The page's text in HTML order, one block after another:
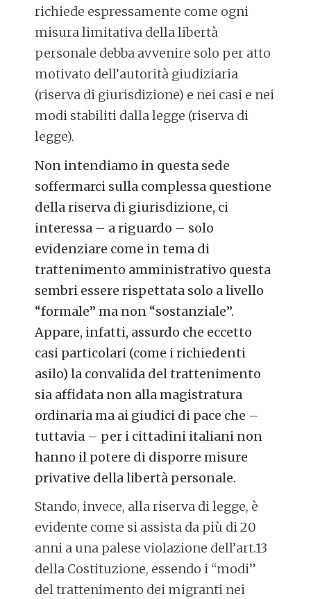
richiede espressamente come ogni
misura limitativa della libertà
personale debba avvenire solo per atto
motivato dell’autorità giudiziaria
(riserva di giurisdizione) e nei casi e nei
modi stabiliti dalla legge (riserva di
legge).
Non intendiamo in questa sede
soffermarci sulla complessa questione
della riserva di giurisdizione, ci
interessa – a riguardo – solo
evidenziare come in tema di
trattenimento amministrativo questa
sembri essere rispettata solo a livello
“formale” ma non “sostanziale”.
Appare, infatti, assurdo che eccetto
casi particolari (come i richiedenti
asilo) la convalida del trattenimento
sia affidata non alla magistratura
ordinaria ma ai giudici di pace che –
tuttavia – per i cittadini italiani non
hanno il potere di disporre misure
privative della libertà personale.
Stando, invece, alla riserva di legge, è
evidente come si assista da più di 20
anni a una palese violazione dell’art.13
della Costituzione, essendo i “modi”
del trattenimento dei migranti nei